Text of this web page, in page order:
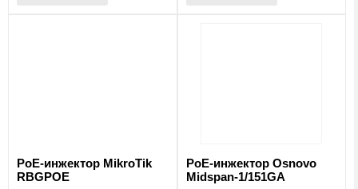
PoE-инжектор MikroTik
RBGPOE
PoE-инжектор Osnovo
Midspan-1/151GA